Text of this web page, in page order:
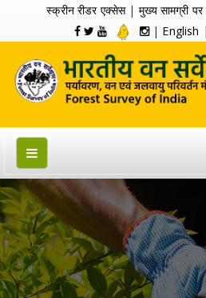
स्क्रीन रीडर एक्सेस| मुख्य सामग्री पर
| English |